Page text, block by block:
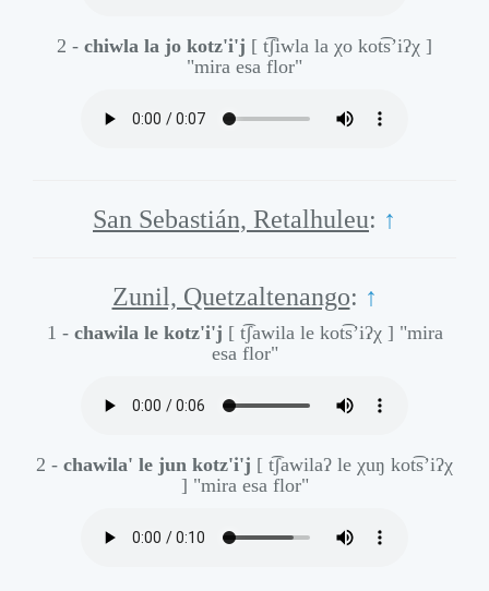
2 - chiwla la jo kotz'i'j [ t͡ʃiwla la χo kot͡s’iʔχ ]
"mira esa flor"
San Sebastián, Retalhuleu: ↑
Zunil, Quetzaltenango: ↑
1 - chawila le kotz'i'j [ t͡ʃawila le kot͡s’iʔχ ] "mira
esa flor"
2 - chawila' le jun kotz'i'j [ t͡ʃawilaʔ le χuŋ kot͡s’iʔχ
] "mira esa flor"